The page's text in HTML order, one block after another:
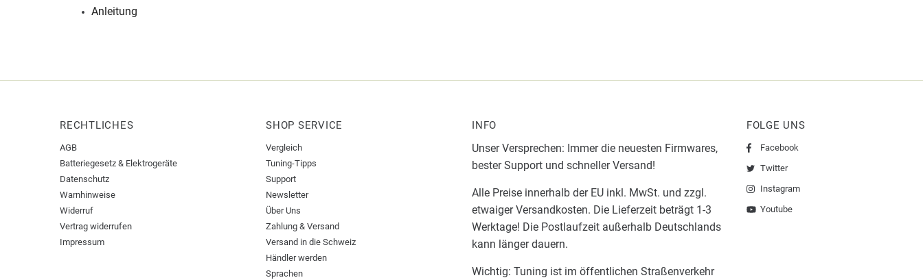
Anleitung
RECHTLICHES
AGB
Batteriegesetz & Elektrogeräte
Datenschutz
Warnhinweise
Widerruf
Vertrag widerrufen
Impressum
SHOP SERVICE
Vergleich
Tuning-Tipps
Support
Newsletter
Über Uns
Zahlung & Versand
Versand in die Schweiz
Händler werden
Sprachen
INFO
Unser Versprechen: Immer die neuesten Firmwares,
bester Support und schneller Versand!
Alle Preise innerhalb der EU inkl. MwSt. und zzgl.
etwaiger Versandkosten. Die Lieferzeit beträgt 1-3
Werktage! Die Postlaufzeit außerhalb Deutschlands
kann länger dauern.
Wichtig: Tuning ist im öffentlichen Straßenverkehr
FOLGE UNS
Facebook
Twitter
Instagram
Youtube